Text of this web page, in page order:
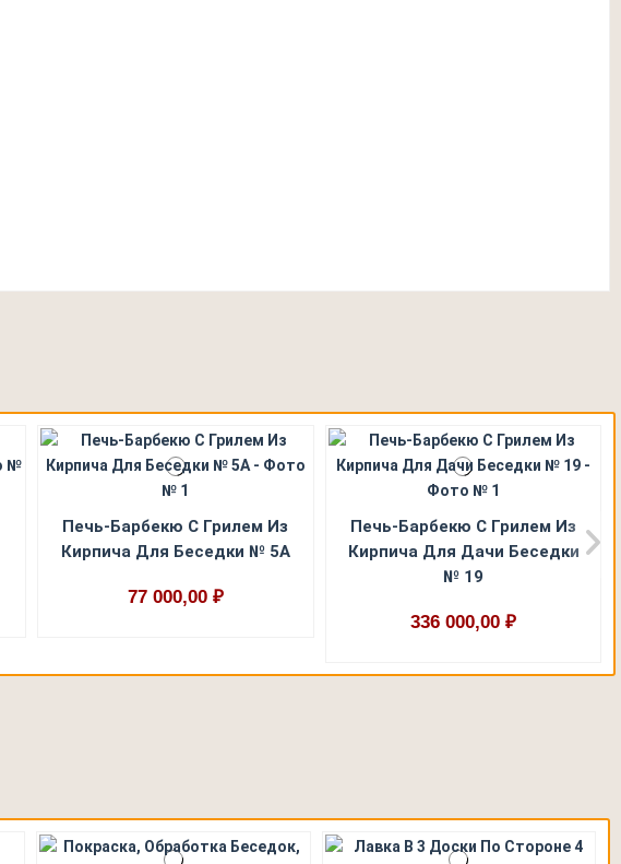
Печь-Барбекю С Грилем Из
Кирпича Для Беседки № 5А
77 000,00 ₽
Печь-Барбекю С Грилем Из
Кирпича Для Дачи Беседки
№ 19
336 000,00 ₽